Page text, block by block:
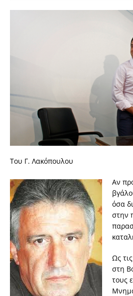
Του Γ. Λακόπουλου
Αν
όσα
στην
Ως
στη
τους